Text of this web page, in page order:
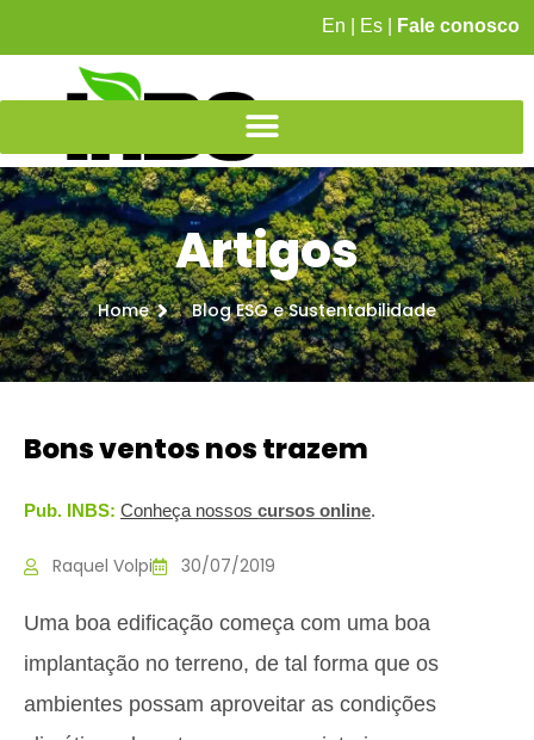
En Es Fale conosco
Artigos
Home Blog ESG e Sustentabilidade
Bons ventos nos trazem
Pub. INBS: Conheça nossos cursos online.
Raquel Volpi 30/07/2019
Uma boa edificação começa com uma boa
implantação no terreno, de tal forma que os
ambientes possam aproveitar as condições